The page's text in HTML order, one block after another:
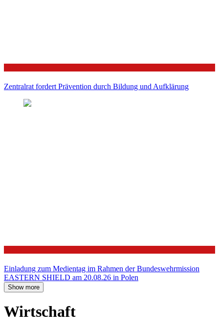
Zentralrat fordert Prävention durch Bildung und Aufklärung
Einladung zum Medientag im Rahmen der Bundeswehrmission
EASTERN SHIELD am 20.08.26 in Polen
Show more
Wirtschaft